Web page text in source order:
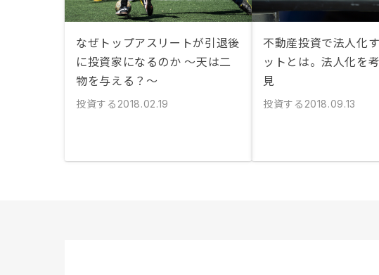
なぜトップアスリートが引退後
に投資家になるのか ～天は二
物を与える？～
投資する 2018.02.19
不動産投資で法人化
ットとは。法人化を
見
投資する 2018.09.13